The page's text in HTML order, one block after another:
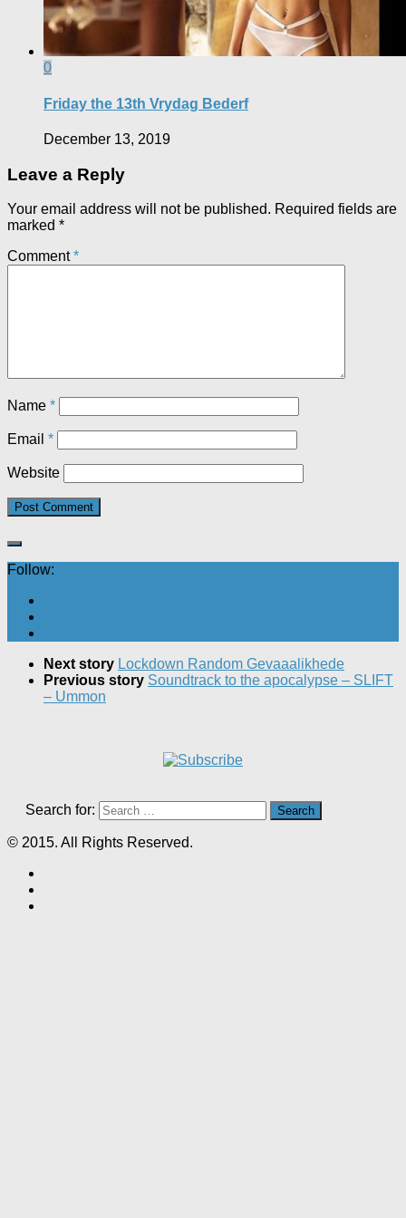
0
Friday the 13th Vrydag Bederf
December 13, 2019
Leave a Reply
Your email address will not be published. Required fields are
marked *
Comment*
Name *
Email *
Website
Follow:
Next story Lockdown Random Gevaaalikhede
Previous story Soundtrack to the apocalypse – SLIFT
– Ummon
Search for:
© 2015. All Rights Reserved.